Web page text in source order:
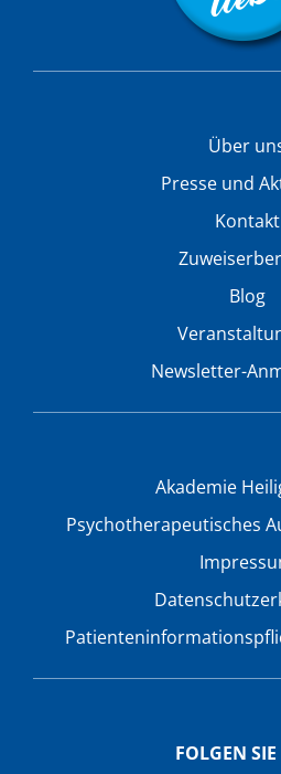
Über
Presse und
Kontakt
Blog
Newsletter-
Akademie
Psychotherapeutisches
FOLGEN